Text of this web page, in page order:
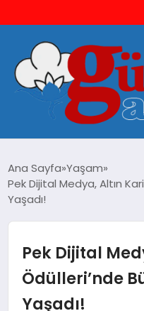
GÜNCEL
MAGAZIN
SAĞLIK
Ana Sayfa Yaşam
Pek Dijital Medya, Altın
Yaşadı!
Pek Dijital
Ödülleri’nde
Yaşadı!